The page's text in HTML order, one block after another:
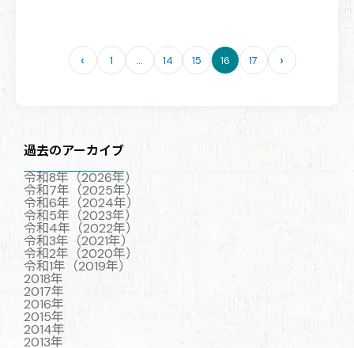
ペ ‹ 1 … 14 15 16 17 ›
過去のアーカイブ
令和8年（2026年）
令和7年（2025年）
令和6年（2024年）
令和5年（2023年）
令和4年（2022年）
令和3年（2021年）
令和2年（2020年）
令和1年（2019年）
2018年
2017年
2016年
2015年
2014年
2013年